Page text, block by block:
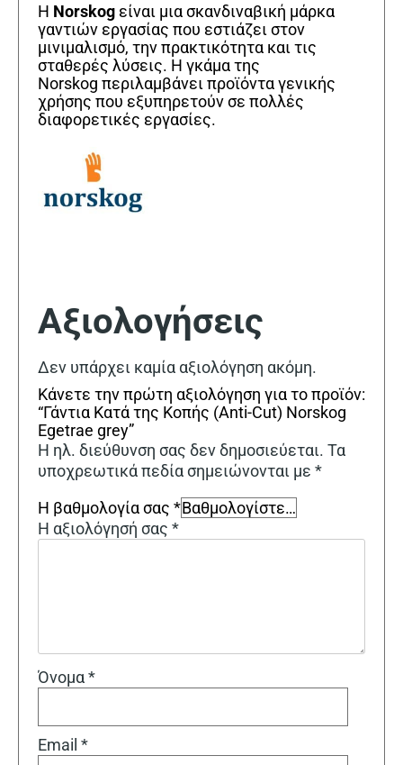
Η Norskog είναι μια σκανδιναβική μάρκα
γαντιών εργασίας που εστιάζει στον
μινιμαλισμό, την πρακτικότητα και τις
σταθερές λύσεις. Η γκάμα της
Norskog περιλαμβάνει προϊόντα γενικής
χρήσης που εξυπηρετούν σε πολλές
διαφορετικές εργασίες.
Αξιολογήσεις
Δεν υπάρχει καμία αξιολόγηση ακόμη.
Κάνετε την πρώτη αξιολόγηση για το προϊόν:
“Γάντια Κατά της Κοπής (Anti-Cut) Norskog
Egetrae grey”
Η ηλ. διεύθυνση σας δεν δημοσιεύεται. Τα
υποχρεωτικά πεδία σημειώνονται με *
Η βαθμολογία σας *
Η αξιολόγησή σας *
Όνομα*
Email *